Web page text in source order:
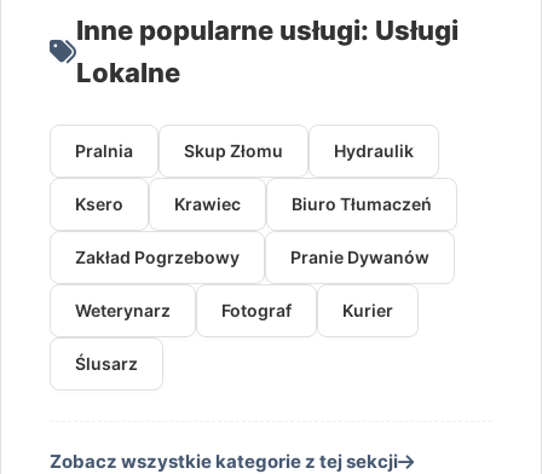
Inne popularne usługi: Usługi
Lokalne
Pralnia Skup Złomu Hydraulik
Ksero Krawiec Biuro Tłumaczeń
Zakład Pogrzebowy Pranie Dywanów
Weterynarz Fotograf Kurier
Ślusarz
Zobacz wszystkie kategorie z tej sekcji